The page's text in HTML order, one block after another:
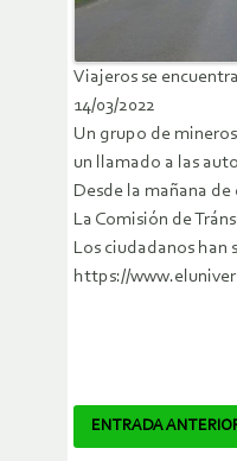
Viajeros se
14/03/2022
Un grupo de
un llamado a las
Desde la mañana
La Comisión de
Los ciudadanos han
https://
ENTRADA